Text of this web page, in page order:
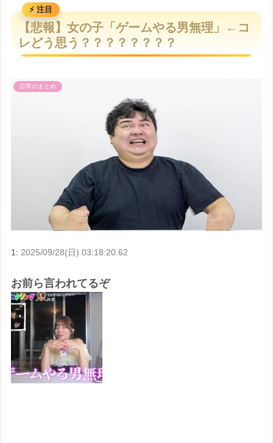
M
【悲報】女の子「ゲームやる男無理」←コ
レどう思う？？？？？？？？
日常のまとめ
1: 2025/09/28(日) 03:18:20.62
お前ら言われてるぞ